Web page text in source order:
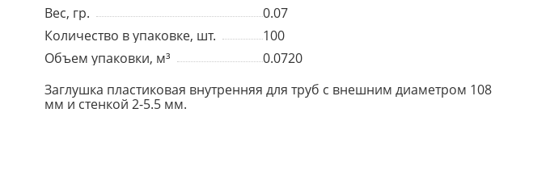
Вес, гр.
0.07
Количество в упаковке, шт.
100
Объем упаковки, м³
0.0720
Заглушка пластиковая внутренняя для труб с внешним диаметром 108
мм и стенкой 2-5.5 мм.